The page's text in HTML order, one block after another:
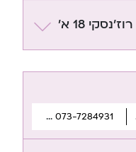
רוז'נסקי 18 א'
073-7284931